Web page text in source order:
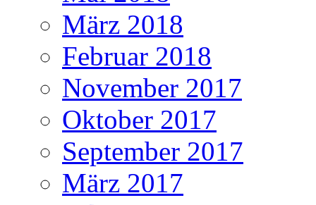
März 2018
Februar 2018
November 2017
Oktober 2017
September 2017
März 2017